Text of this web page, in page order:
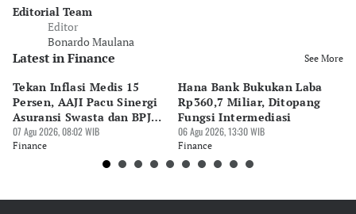
Editorial Team
Editor
Bonardo Maulana
Latest in Finance See More
Tekan Inflasi Medis 15
Persen, AAJI Pacu Sinergi
Asuransi Swasta dan BPJS
Kesehatan
07 Agu 2026, 08:02 WIB
Finance
Hana Bank Bukukan Laba
Rp360,7 Miliar, Ditopang
Fungsi Intermediasi
06 Agu 2026, 13:30 WIB
Finance